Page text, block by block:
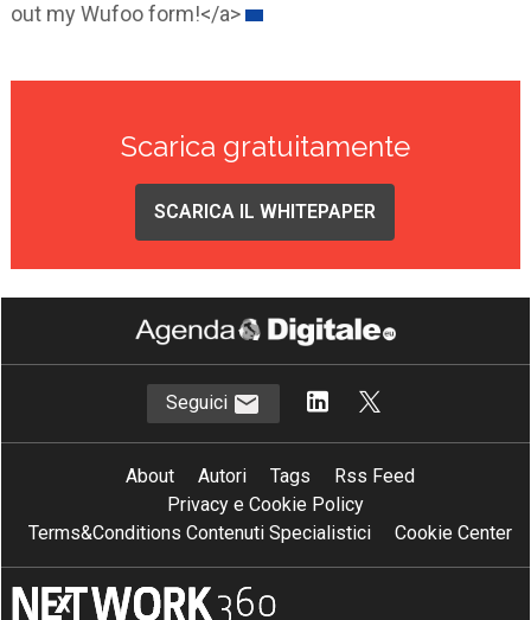
out my Wufoo form!</a>
Scarica gratuitamente
SCARICA IL WHITEPAPER
Seguici
About Autori Tags
Rss Feed
Privacy e Cookie Policy
Terms&Conditions Contenuti Specialistici
Cookie Center